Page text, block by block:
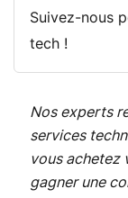
Suivez-nous
tech !
Nos experts
services
vous achetez
gagner une